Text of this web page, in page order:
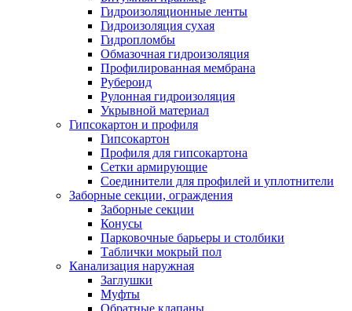
Гидроизоляционные ленты
Гидроизоляция сухая
Гидропломбы
Обмазочная гидроизоляция
Профилированная мембрана
Рубероид
Рулонная гидроизоляция
Укрывной материал
Гипсокартон и профиля
Гипсокартон
Профиля для гипсокартона
Сетки армирующие
Соединители для профилей и уплотнители
Заборные секции, ограждения
Заборные секции
Конусы
Парковочные барьеры и столбики
Таблички мокрый пол
Канализация наружная
Заглушки
Муфты
Обратные клапаны